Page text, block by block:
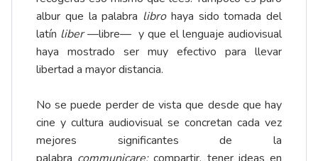
albur que la palabra librohaya sido tomada del
latín liber—libre— y que el lenguaje audiovisual
haya mostrado ser muy efectivo para llevar
libertad a mayor distancia.
No se puede perder de vista que desde que hay
cine y cultura audiovisual se concretan cada vez
mejores significantes de la